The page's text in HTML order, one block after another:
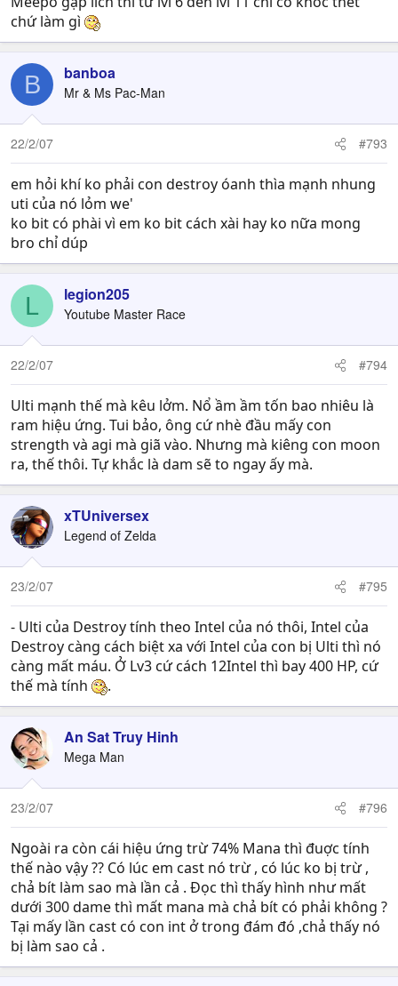
chứ làm gì
B banboa
Mr & Ms Pac-Man
22/2/07 #793
em hỏi khí ko phải con destroy óanh thìa mạnh nhung
uti của nó lỏm we'
ko bit có phài vì em ko bit cách xài hay ko nữa mong
bro chỉ dúp
L legion205
Youtube Master Race
22/2/07 #794
Ulti mạnh thế mà kêu lởm. Nổ ầm ầm tốn bao nhiêu là
ram hiệu ứng. Tui bảo, ông cứ nhè đầu mấy con
strength và agi mà giã vào. Nhưng mà kiêng con moon
ra, thế thôi. Tự khắc là dam sẽ to ngay ấy mà.
xTUniversex
Legend of Zelda
23/2/07 #795
- Ulti của Destroy tính theo Intel của nó thôi, Intel của
Destroy càng cách biệt xa với Intel của con bị Ulti thì nó
càng mất máu. Ở Lv3 cứ cách 12Intel thì bay 400 HP, cứ
thế mà tính
.
An Sat Truy Hinh
Mega Man
23/2/07 #796
Ngoài ra còn cái hiệu ứng trừ 74% Mana thì đuợc tính
thế nào vậy ?? Có lúc em cast nó trừ , có lúc ko bị trừ ,
chả bít làm sao mà lần cả . Đọc thì thấy hình như mất
dưới 300 dame thì mất mana mà chả bít có phải không ?
Tại mấy lần cast có con int ở trong đám đó ,chả thấy nó
bị làm sao cả .